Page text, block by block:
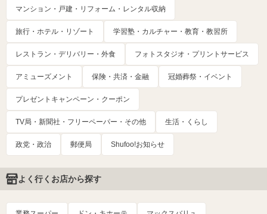
マンション・戸建・リフォーム・レンタル収納
旅行・ホテル・リゾート 学習塾・カルチャー・教育・教習所
レストラン・デリバリー・外食 フォトスタジオ・プリントサービス
アミューズメント 保険・共済・金融 冠婚葬祭・イベント
プレゼントキャンペーン・クーポン
TV局・新聞社・フリーペーパー・その他 生活・くらし
政党・政治 郵便局 Shufoo!お知らせ
よく行くお店から探す